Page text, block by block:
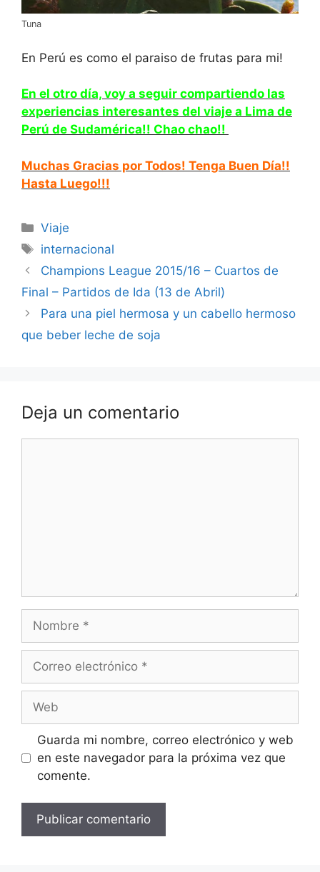
Tuna
En Perú es como el paraiso de frutas para mi!
En el otro día, voy a seguir compartiendo las
experiencias interesantes del viaje a Lima de
Perú de Sudamérica!! Chao chao!!
Muchas Gracias por Todos! Tenga Buen Día!!
Hasta Luego!!!
Categorías
Viaje
Etiquetas
internacional
Champions League 2015/16 – Cuartos de
Final – Partidos de Ida (13 de Abril)
Para una piel hermosa y un cabello hermoso
que beber leche de soja
Deja un comentario
electrónico
Guarda mi nombre, correo electrónico y web
en este navegador para la próxima vez que
comente.